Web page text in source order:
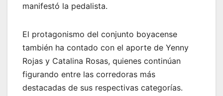
manifestó la pedalista.
El protagonismo del conjunto boyacense
también ha contado con el aporte de Yenny
Rojas y Catalina Rosas, quienes continúan
figurando entre las corredoras más
destacadas de sus respectivas categorías.